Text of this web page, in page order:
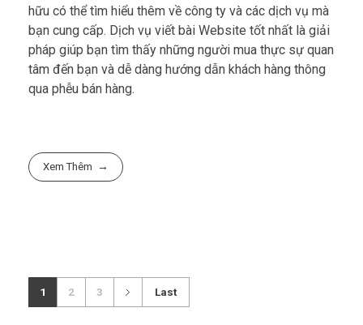
hữu có thể tìm hiểu thêm về công ty và các dịch vụ mà
bạn cung cấp. Dịch vụ viết bài Website tốt nhất là giải
pháp giúp bạn tìm thấy những người mua thực sự quan
tâm đến bạn và dễ dàng hướng dẫn khách hàng thông
qua phễu bán hàng.
Xem Thêm
1 2 3 Last